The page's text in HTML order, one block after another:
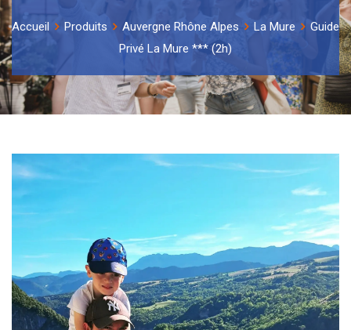
Accueil Produits Auvergne Rhône Alpes La Mure
Guide
Privé La Mure *** (2h)